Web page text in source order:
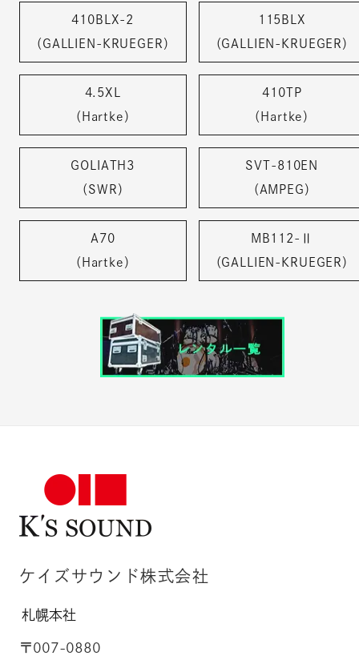
410BLX-2
（GALLIEN-KRUEGER）
115BLX
（GALLIEN-KRUEGER）
4.5XL
（Hartke）
410TP
（Hartke）
GOLIATH3
（SWR）
SVT-810EN
（AMPEG）
A70
（Hartke）
MB112-Ⅱ
（GALLIEN-KRUEGER）
ケイズサウンド株式会社
札幌本社
〒007-0880